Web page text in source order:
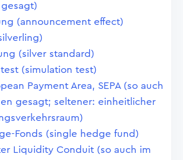
(announcement effect)
(silver standard)
(simulation test)
Payment Area, SEPA (so auch
gesagt; seltener: einheitlicher
Fonds (single hedge fund)
Liquidity Conduit (so auch im